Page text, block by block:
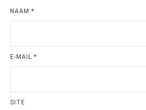
NAAM *
E-MAIL *
SITE